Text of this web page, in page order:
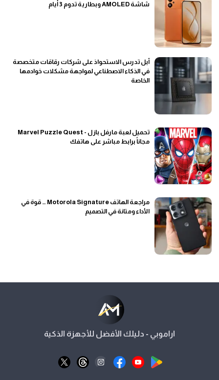
شاشة AMOLED وبطارية تدوم 3 أيام
آبل تدرس الاستحواذ على شركات رقاقات متخصصة
في الذكاء الاصطناعي لمواجهة مشكلات خوادمها
الخاصة
تحميل لعبة مارفل بازل - Marvel Puzzle Quest
مجاناً برابط مباشر على هاتفك
مراجعة الهاتف Motorola Signature … قوة في
الأداء ومتانة في التصميم
اراموبي - دليلك الأفضل للأجهزة الذكية